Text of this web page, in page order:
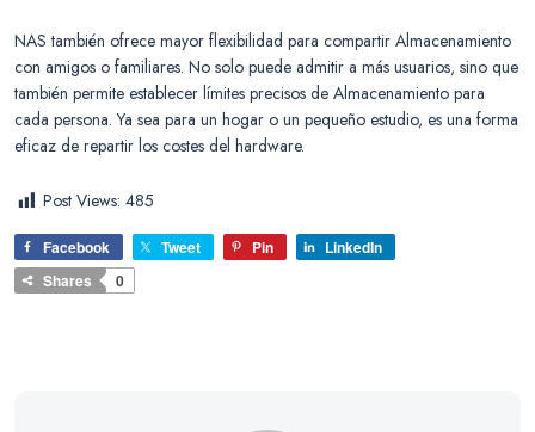
NAS también ofrece mayor flexibilidad para compartir Almacenamiento
con amigos o familiares. No solo puede admitir a más usuarios, sino que
también permite establecer límites precisos de Almacenamiento para
cada persona. Ya sea para un hogar o un pequeño estudio, es una forma
eficaz de repartir los costes del hardware.
Post Views: 485
Facebook Tweet Pin
LinkedIn
Shares
0